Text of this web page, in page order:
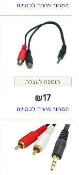
תמחור מיוחד לכמויות
הוספה לעגלה
₪17
תמחור מיוחד לכמויות